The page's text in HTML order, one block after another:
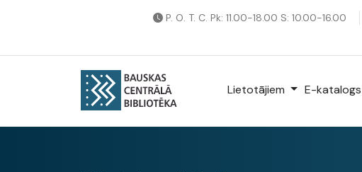
P. O. T. C. Pk: 11.00-18.00 S: 10.00-16.00
Lietotājiem E-katalogs